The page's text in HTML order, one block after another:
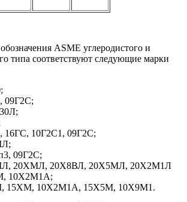
ASME углеродистого и
типа соответствуют следующие марки
09Г2С;
16ГС, 10Г2С1, 09Г2С;
09Г2С;
20ХМЛ, 20Х8ВЛ, 20Х5МЛ, 20Х2М1Л
10Х2М1А;
15ХМ, 10Х2М1А, 15Х5М, 10Х9М1.